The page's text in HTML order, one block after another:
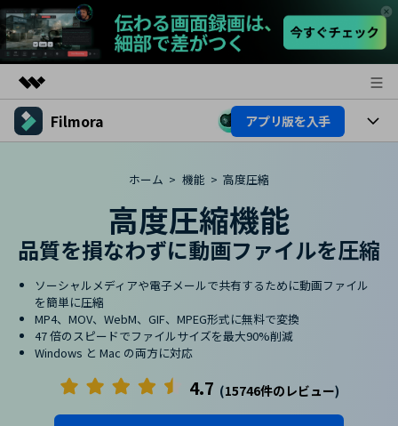
製品
プラン＆価格
サポート
Filmora アプリ版を入手
プラットフォーム
製品機能
AI機能
AIヒント
活用法
Filmoraのユーザー層
ビデオソリューション
動画編集関連知識
動画編集のコツ
サポート
サポート
ログイン
ホーム > 機能 > 高度圧縮
高度圧縮機能
品質を損なわずに動画ファイルを圧縮
ソーシャルメディアや電子メールで共有するために動画ファイル
を簡単に圧縮
MP4、MOV、WebM、GIF、MPEG形式に無料で変換
47 倍のスピードでファイルサイズを最大90%削減
Windows と Mac の両方に対応
4.7 (15746件のレビュー)